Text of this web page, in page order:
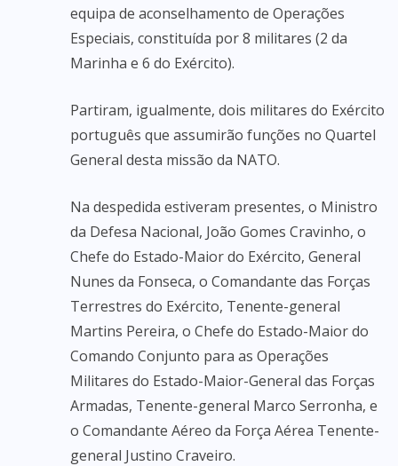
equipa de aconselhamento de Operações
Especiais, constituída por 8 militares (2 da
Marinha e 6 do Exército).
Partiram, igualmente, dois militares do Exército
português que assumirão funções no Quartel
General desta missão da NATO.
Na despedida estiveram presentes, o Ministro
da Defesa Nacional, João Gomes Cravinho, o
Chefe do Estado-Maior do Exército, General
Nunes da Fonseca, o Comandante das Forças
Terrestres do Exército, Tenente-general
Martins Pereira, o Chefe do Estado-Maior do
Comando Conjunto para as Operações
Militares do Estado-Maior-General das Forças
Armadas, Tenente-general Marco Serronha, e
o Comandante Aéreo da Força Aérea Tenente-
general Justino Craveiro.